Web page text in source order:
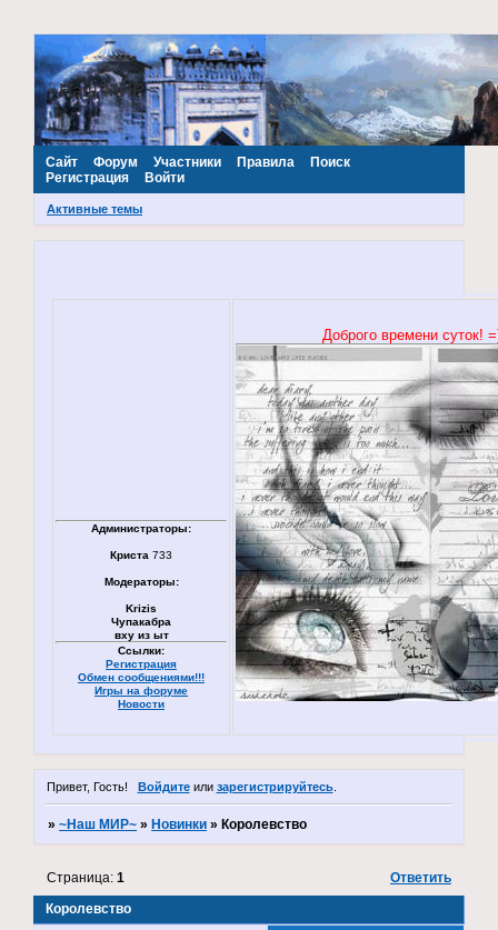
~Наш МИР~
Сайт Форум Участники Правила
Поиск
Регистрация
Войти
Активные темы
Администраторы:
Криста 733
Модераторы:
Krizis
Чупакабра
вху из ыт
Ссылки:
Регистрация
Обмен сообщениями!!!
Игры на форуме
Новости
Доброго времени суток!
Привет, Гость! Войдитеили зарегистрируйтесь.
»~Наш МИР~ » Новинки » Королевство
Королевство
Страница:1 Ответить